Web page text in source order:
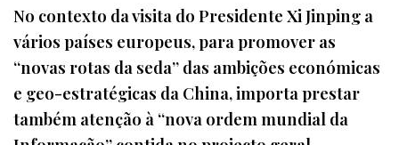
No contexto da visita do Presidente Xi Jinping a
vários países europeus, para promover as
“novas rotas da seda” das ambições económicas
e geo-estratégicas da China, importa prestar
também atenção à “nova ordem mundial da